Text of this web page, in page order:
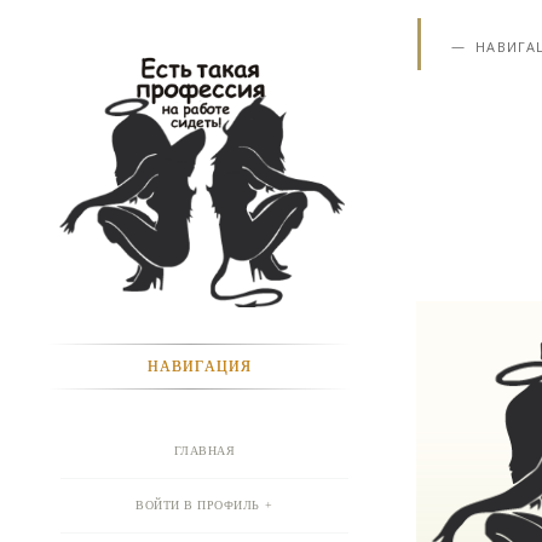
НАВИГАЦИЯ
ГЛАВНАЯ
ВОЙТИ В ПРОФИЛЬ